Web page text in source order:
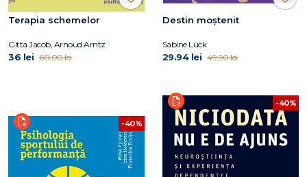
Terapia schemelor
Gitta Jacob, Arnoud Arntz
36 lei 60.00 lei
Destin moștenit
Sabine Lück
29.94 lei 49.90 lei
-40%
-40%